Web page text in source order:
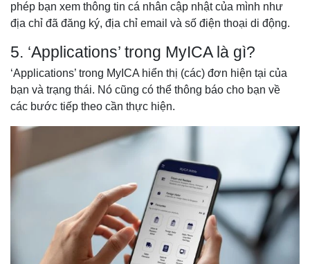
phép bạn xem thông tin cá nhân cập nhật của mình như
địa chỉ đã đăng ký, địa chỉ email và số điện thoại di động.
5. ‘Applications’ trong MyICA là gì?
‘Applications’ trong MyICA hiển thị (các) đơn hiện tại của
bạn và trạng thái. Nó cũng có thể thông báo cho bạn về
các bước tiếp theo cần thực hiện.